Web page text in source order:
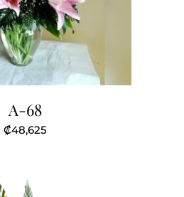
A-68
₡48,625